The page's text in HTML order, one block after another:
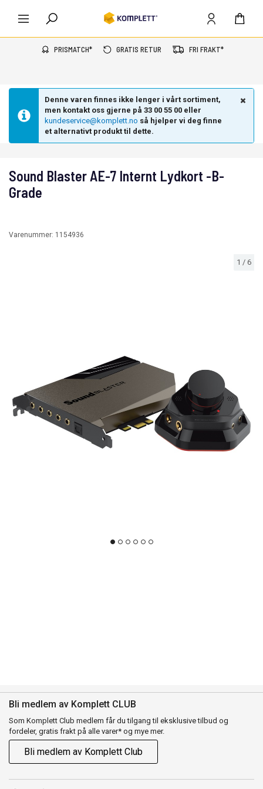
PRISMATCH* GRATIS RETUR FRI FRAKT*
Denne varen finnes ikke lenger i vårt sortiment,
men kontakt oss gjerne på 33 00 55 00 eller
kundeservice@komplett.no så hjelper vi deg finne
et alternativt produkt til dette.
1 / 6
Sound Blaster AE-7 Internt Lydkort -B-
Grade
Varenummer: 1154936
Bli medlem av Komplett CLUB
Som Komplett Club medlem får du tilgang til eksklusive tilbud og
fordeler, gratis frakt på alle varer* og mye mer.
Bli medlem av Komplett Club